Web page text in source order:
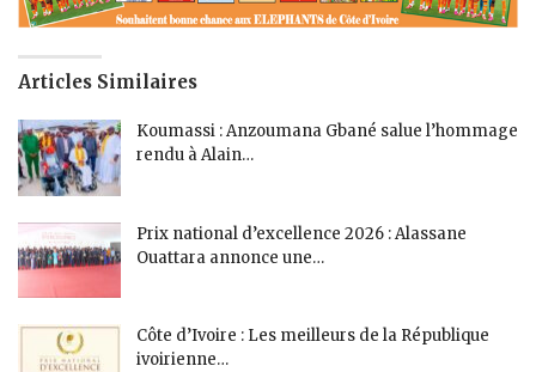
Articles Similaires
Koumassi : Anzoumana Gbané salue l’hommage
rendu à Alain…
Prix national d’excellence 2026 : Alassane
Ouattara annonce une…
Côte d’Ivoire : Les meilleurs de la République
ivoirienne…